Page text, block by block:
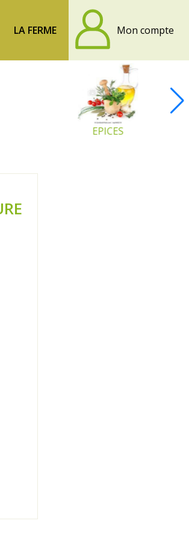
LA FERME Mon compte
EPICES